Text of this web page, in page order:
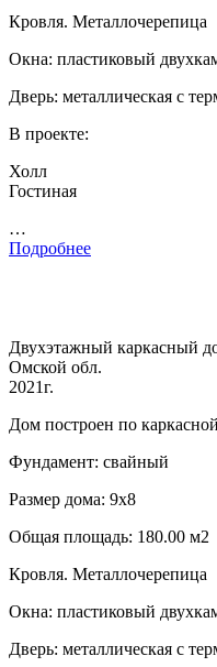
Кровля. Металлочерепица
Окна: пластиковый
Дверь: металлическая с
В проекте:
Холл
Гостиная
…
Подробнее
Двухэтажный каркасный
Омской обл.
2021г.
Дом построен по
Фундамент: свайный
Размер дома: 9х8
Общая площадь: 180.00 м2
Кровля. Металлочерепица
Окна: пластиковый
Дверь: металлическая с